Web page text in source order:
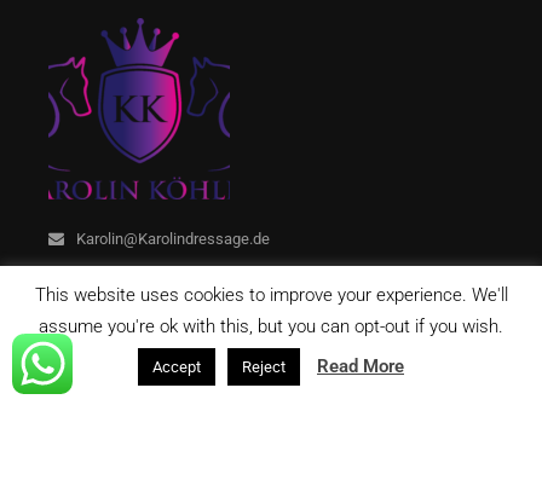
Karolin@Karolindressage.de
This website uses cookies to improve your experience. We'll
assume you're ok with this, but you can opt-out if you wish.
Accept Reject Read More